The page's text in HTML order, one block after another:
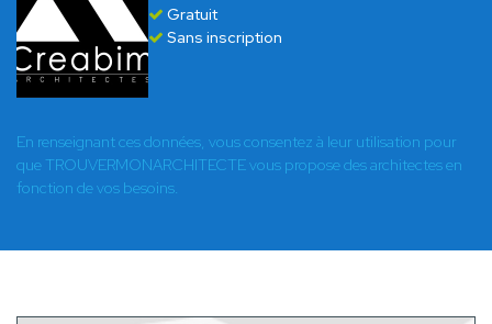
Gratuit
Sans inscription
En renseignant ces données, vous consentez à leur utilisation pour
que TROUVERMONARCHITECTE vous propose des architectes en
fonction de vos besoins.